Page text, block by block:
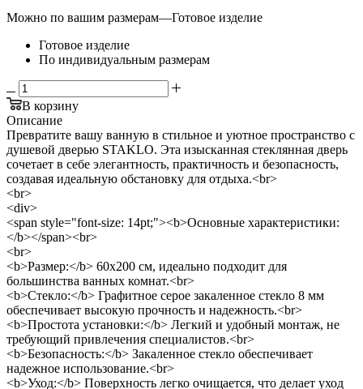
Можно по вашим размерам—Готовое изделие
Готовое изделие
По индивидуальным размерам
В корзину
Описание
Превратите вашу ванную в стильное и уютное пространство с
душевой дверью STAKLO. Эта изысканная стеклянная дверь
сочетает в себе элегантность, практичность и безопасность,
создавая идеальную обстановку для отдыха.<br>
<br>
<div>
<span style="font-size: 14pt;"><b>Основные характеристики:
</b></span><br>
<br>
<b>Размер:</b> 60x200 см, идеально подходит для
большинства ванных комнат.<br>
<b>Стекло:</b> Графитное серое закаленное стекло 8 мм
обеспечивает высокую прочность и надежность.<br>
<b>Простота установки:</b> Легкий и удобный монтаж, не
требующий привлечения специалистов.<br>
<b>Безопасность:</b> Закаленное стекло обеспечивает
надежное использование.<br>
<b>Уход:</b> Поверхность легко очищается, что делает уход